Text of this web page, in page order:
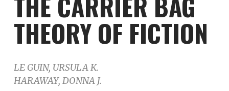
THEORY OF FICTION
LE GUIN, URSULA K.
HARAWAY, DONNA J.